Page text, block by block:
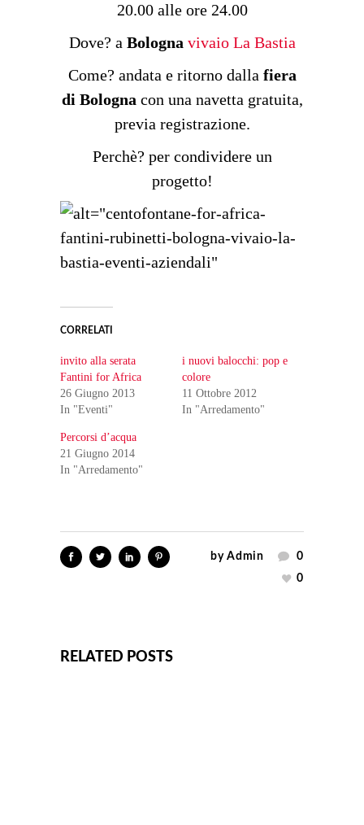
20.00 alle ore 24.00
Dove? a Bologna vivaio La Bastia
Come? andata e ritorno dalla fiera
di Bologna con una navetta gratuita,
previa registrazione.
Perchè? per condividere un
progetto!
CORRELATI
invito alla serata
Fantini for Africa
26 Giugno 2013
In "Eventi"
i nuovi balocchi: pop e
colore
11 Ottobre 2012
In "Arredamento"
Percorsi d’acqua
21 Giugno 2014
In "Arredamento"
by Admin
0
0
RELATED POSTS